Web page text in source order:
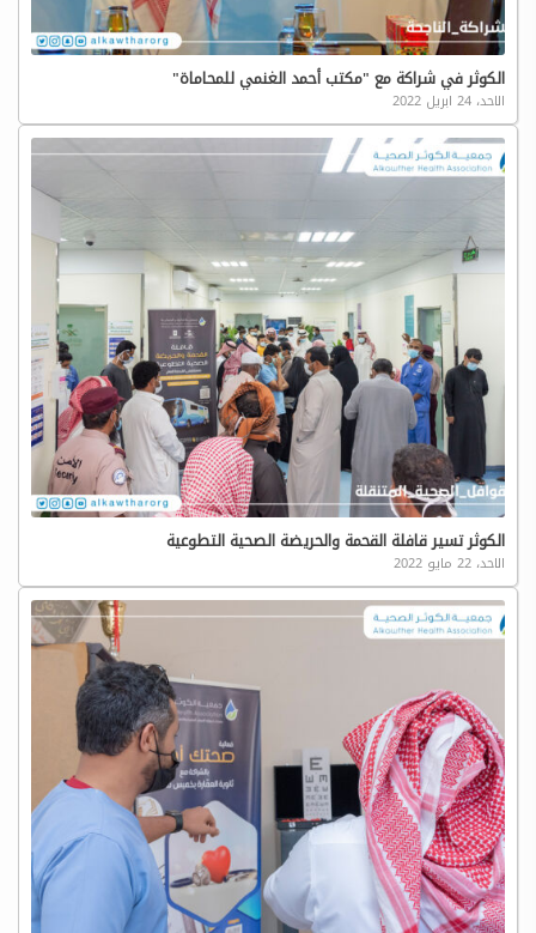
الكوثر في شراكة مع "مكتب أحمد الغنمي للمحاماة"
الاحد، 24 ابريل 2022
الكوثر تسير قافلة القحمة والحريضة الصحية التطوعية
الاحد، 22 مايو 2022